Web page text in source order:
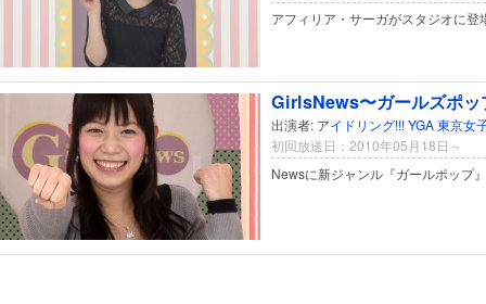
アフィリア・サーガがスタジオに登
GirlsNews〜ガールズポッ
出演者: アイドリング!!!YGA東京女
初回放送日：2010年05月18日～
Newsに新ジャンル『ガールポップ